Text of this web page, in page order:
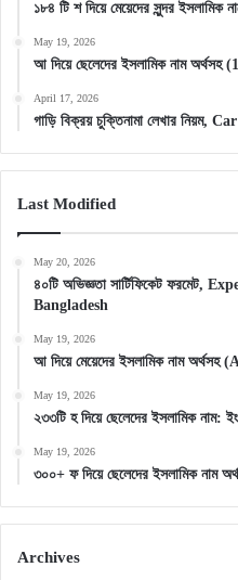
১৮৪ টি শ দিয়ে মেয়েদের সুন্দর ইসলামিক
May 19, 2026
আ দিয়ে ছেলেদের ইসলামিক নাম
April 17, 2026
গাড়ি বিক্রয় চুক্তিনামা লেখার
Last Modified
May 20, 2026
৪০টি অভিজ্ঞতা সার্টিফিকেট
Bangladesh
May 19, 2026
আ দিয়ে মেয়েদের ইসলামিক নাম
May 19, 2026
২৩৩টি হ দিয়ে ছেলেদের ইসলামিক নাম:
May 19, 2026
৩০০+ ফ দিয়ে ছেলেদের ইসলামিক নাম
Archives